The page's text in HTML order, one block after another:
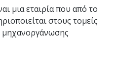
μια εταιρία που από το
στους τομείς
μηχανοργάνωσης